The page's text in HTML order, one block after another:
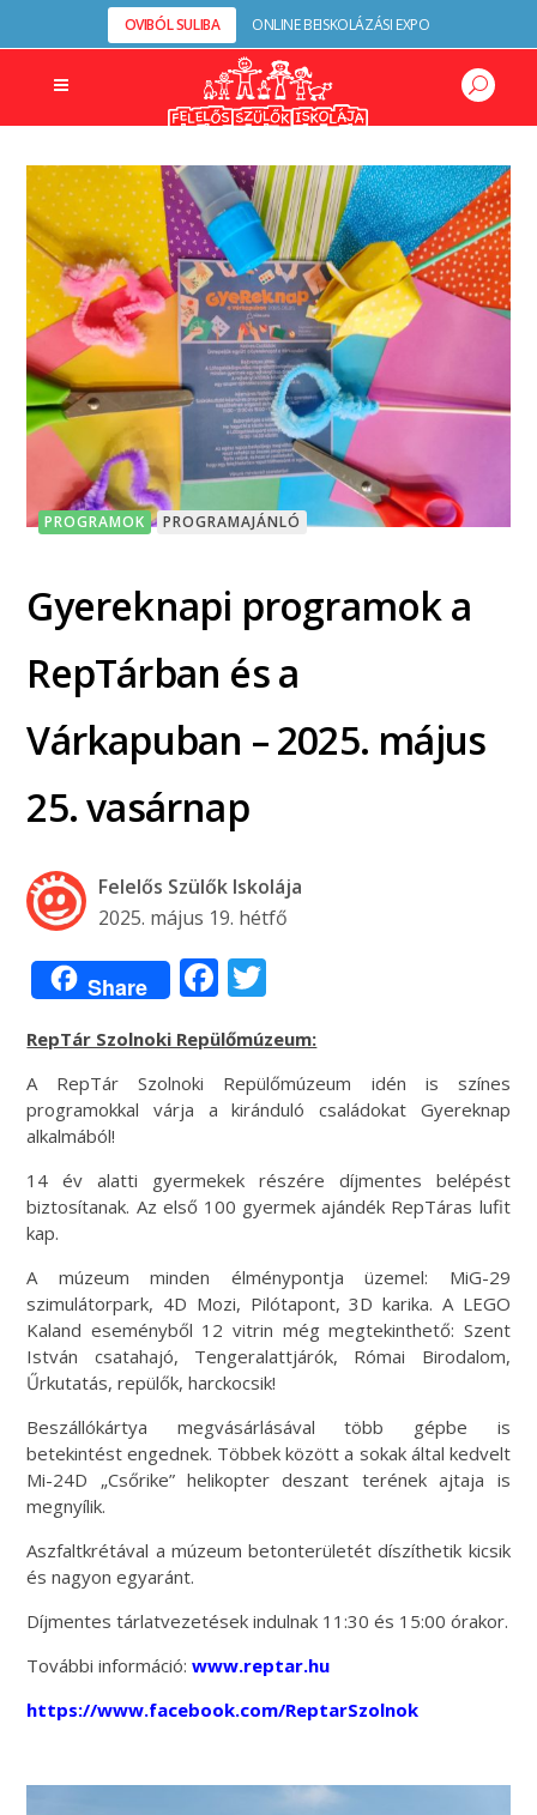
OVIBÓL SULIBA ONLINE BEISKOLÁZÁSI EXPO
PROGRAMOK PROGRAMAJÁNLÓ
Gyereknapi programok a
RepTárban és a
Várkapuban – 2025. május
25. vasárnap
Felelős Szülők Iskolája
2025. május 19. hétfő
Share Facebook
RepTár Szolnoki Repülőmúzeum:
A RepTár Szolnoki Repülőmúzeum idén is színes
programokkal várja a kiránduló családokat Gyereknap
alkalmából!
14 év alatti gyermekek részére díjmentes belépést
biztosítanak. Az első 100 gyermek ajándék RepTáras lufit
kap.
A múzeum minden élménypontja üzemel: MiG-29
szimulátorpark, 4D Mozi, Pilótapont, 3D karika. A LEGO
Kaland eseményből 12 vitrin még megtekinthető: Szent
István csatahajó, Tengeralattjárók, Római Birodalom,
Űrkutatás, repülők, harckocsik!
Beszállókártya megvásárlásával több gépbe is
betekintést engednek. Többek között a sokak által kedvelt
Mi-24D „Csőrike” helikopter deszant terének ajtaja is
megnyílik.
Aszfaltkrétával a múzeum betonterületét díszíthetik kicsik
és nagyon egyaránt.
Díjmentes tárlatvezetések indulnak 11:30 és 15:00 órakor.
További információ:www.reptar.hu
https://www.facebook.com/ReptarSzolnok